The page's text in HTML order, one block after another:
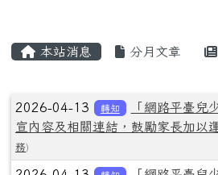
本站消息 分月文章
文章列表
2026-04-13 轉知
「網路平臺兒
宣內容及相關連結，鼓勵家長加以
務)